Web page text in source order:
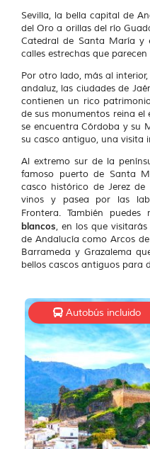
Sevilla, la bella capital de
del Oro a orillas del río
Catedral de Santa María y
calles estrechas que parecen
Por otro lado, más al
andaluz, las ciudades de
contienen un rico
de sus monumentos reina el
se encuentra Córdoba y su
su casco antiguo, una visita
Al extremo sur de la
famoso puerto de Santa
casco histórico de Jerez
vinos y pasea por las
Frontera. También puedes
blancos, en los que
de Andalucía como Arcos
Barrameda y Grazalema
bellos cascos antiguos para
Autobús incluido